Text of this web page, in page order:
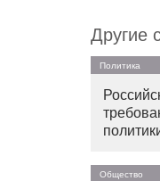
Другие
Политика
Общество